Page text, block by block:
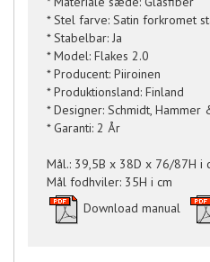
* Stel farve: Satin forkromet
* Stabelbar: Ja
* Model: Flakes 2.0
* Producent: Piiroinen
* Produktionsland: Finland
* Designer: Schmidt, Hammer
* Garanti: 2 År
Mål.: 39,5B x 38D x 76/87H i
Mål fodhviler: 35H i cm
Download manual